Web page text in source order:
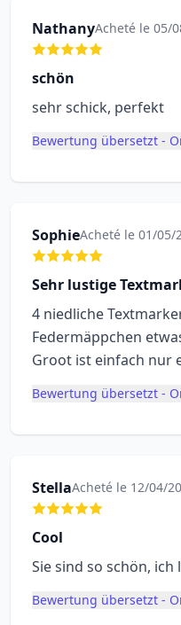
NathanyAcheté le 05/
schön
sehr schick, perfekt
Bewertung übersetzt -
SophieAcheté le 01/05/
Sehr lustige
4 niedliche
Federmäppchen
Groot ist einfach nur
Bewertung übersetzt -
StellaAcheté le 12/04/
Cool
Sie sind so schön, ich
Bewertung übersetzt -